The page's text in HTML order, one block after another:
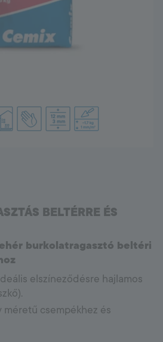
BELTÉRRE ÉS
burkolatragasztó beltéri
elszíneződésre hajlamos
méretű csempékhez és